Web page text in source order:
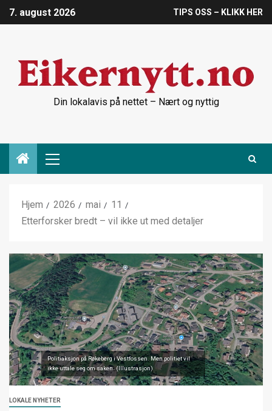
7. august 2026 TIPS OSS – KLIKK HER
Din lokalavis på nettet – Nært og nyttig
Hjem 2026 mai
11
Etterforsker bredt – vil ikke ut med detaljer
Politiaksjon på Røkeberg i Vestfossen. Men politiet vil
ikke uttale seg om saken. (Illustrasjon)
LOKALE NYHETER